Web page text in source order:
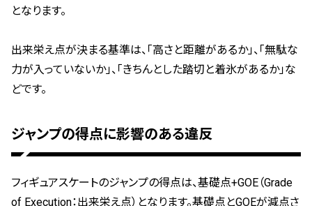
となります。
出来栄え点が決まる基準は、「高さと距離があるか」、「無駄な
力が入っていないか」、「きちんとした踏切と着氷があるか」な
どです。
ジャンプの得点に影響のある違反
フィギュアスケートのジャンプの得点は、基礎点+GOE（Grade
of Execution：出来栄え点）となります。基礎点とGOEが減点さ